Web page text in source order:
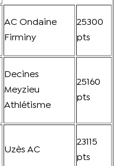
AC Ondaine
Firminy
25300
pts
Decines
Meyzieu
Athlétisme
25160
pts
Uzès AC
23115
pts